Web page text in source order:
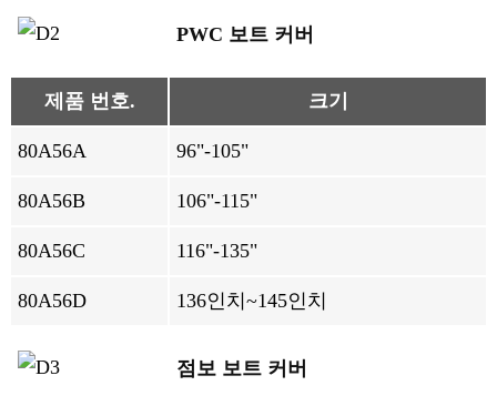
PWC 보트 커버
제품 번호. 크기
80A56A 96"-105"
80A56B 106"-115"
80A56C 116"-135"
80A56D 136인치~145인치
점보 보트 커버